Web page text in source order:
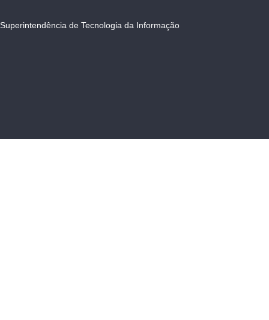
Superintendência de Tecnologia da Informação